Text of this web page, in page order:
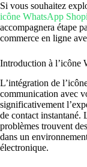
Si vous souhaitez
icône WhatsApp
accompagnera étape
commerce en ligne
Introduction à l’icône
L’intégration de
communication avec
significativement
de contact instantané.
problèmes trouvent
dans un
électronique.